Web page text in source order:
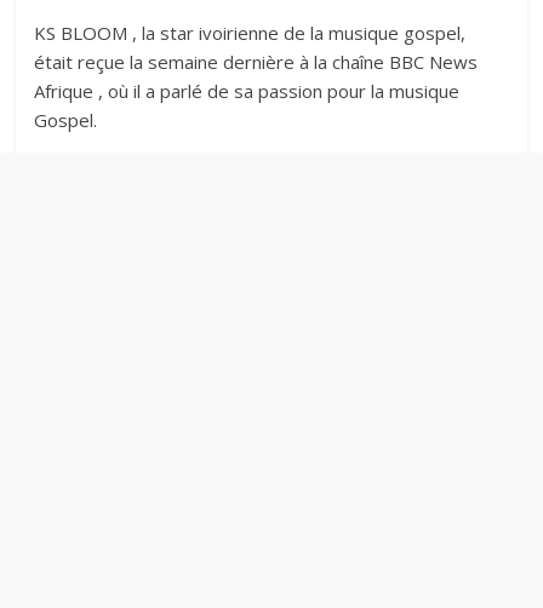
KS BLOOM , la star ivoirienne de la musique gospel,
était reçue la semaine dernière à la chaîne BBC News
Afrique , où il a parlé de sa passion pour la musique
Gospel.